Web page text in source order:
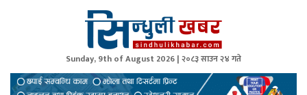
Sindhuli Khabar
News from Sindhuli Nepal
Sunday, 9th of August 2026 | २०८३ साउन २४ गते